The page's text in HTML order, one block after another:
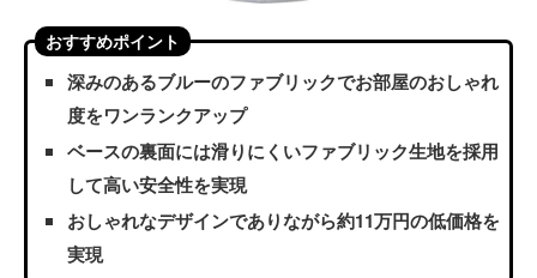
おすすめポイント
深みのあるブルーのファブリックでお部屋のおしゃれ
度をワンランクアップ
ベースの裏面には滑りにくいファブリック生地を採用
して高い安全性を実現
おしゃれなデザインでありながら約11万円の低価格を
実現